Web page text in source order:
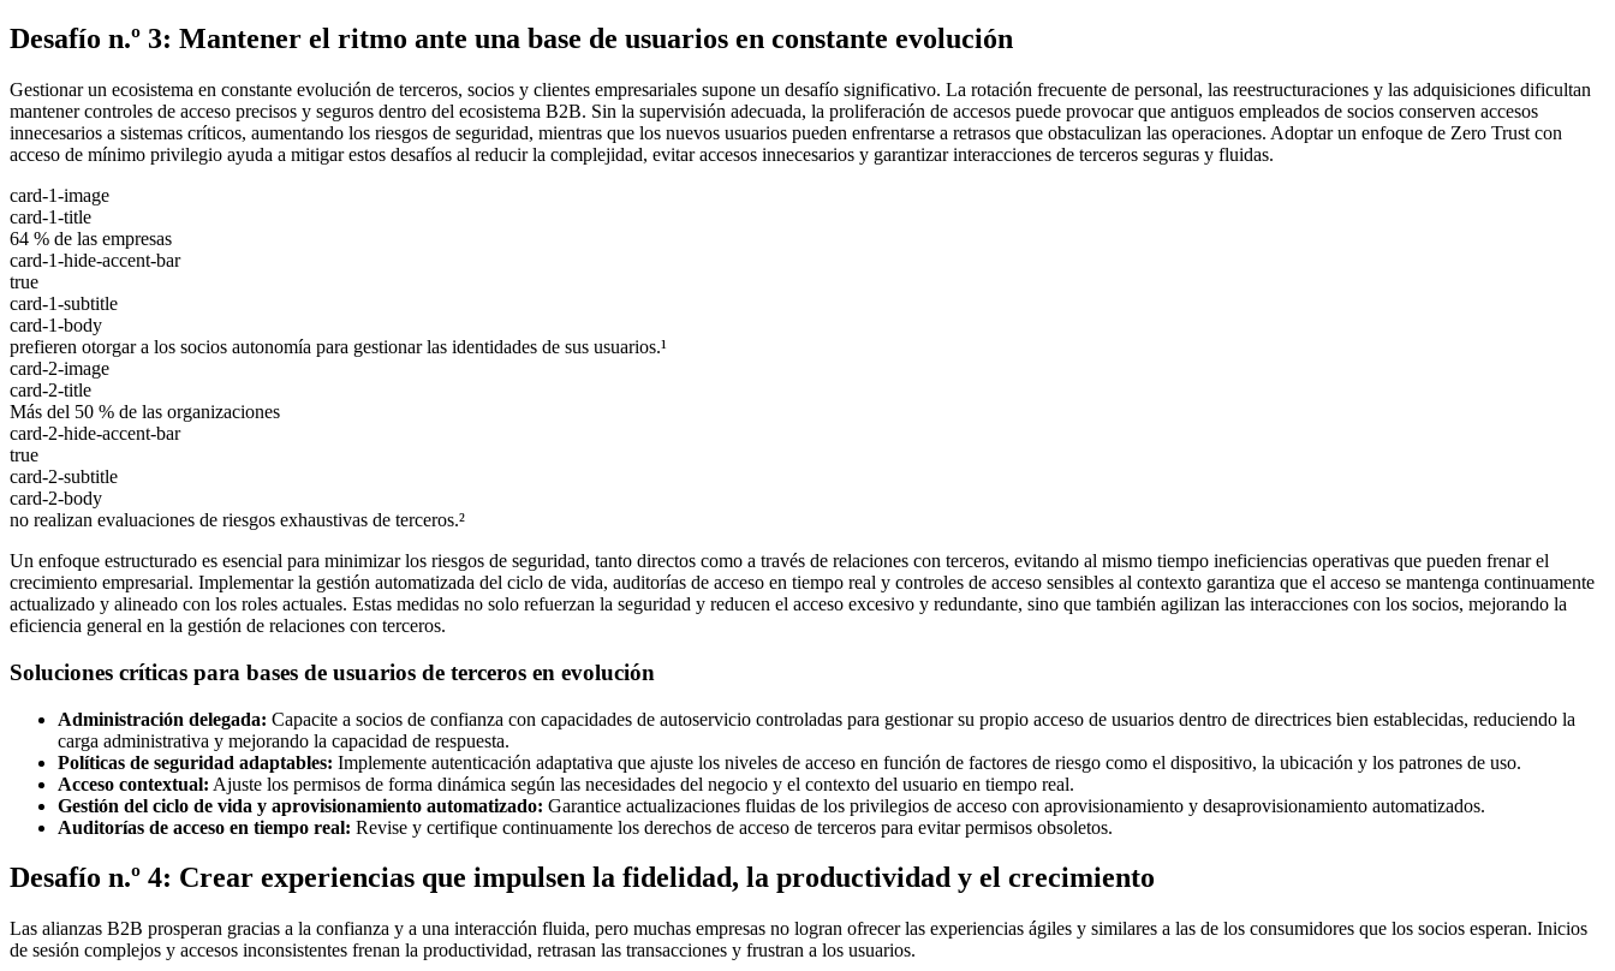
Desafío n.º 3: Mantener el ritmo ante una base de usuarios en constante evolución
Gestionar un ecosistema en constante evolución de terceros, socios y clientes empresariales supone un desafío significativo. La rotación frecuente de personal, las reestructuraciones y las adquisiciones dificultan
mantener controles de acceso precisos y seguros dentro del ecosistema B2B. Sin la supervisión adecuada, la proliferación de accesos puede provocar que antiguos empleados de socios conserven accesos
innecesarios a sistemas críticos, aumentando los riesgos de seguridad, mientras que los nuevos usuarios pueden enfrentarse a retrasos que obstaculizan las operaciones. Adoptar un enfoque de Zero Trust con
acceso de mínimo privilegio ayuda a mitigar estos desafíos al reducir la complejidad, evitar accesos innecesarios y garantizar interacciones de terceros seguras y fluidas.
card-1-image
card-1-title
64 % de las empresas
card-1-hide-accent-bar
true
card-1-subtitle
card-1-body
prefieren otorgar a los socios autonomía para gestionar las identidades de sus usuarios.¹
card-2-image
card-2-title
Más del 50 % de las organizaciones
card-2-hide-accent-bar
true
card-2-subtitle
card-2-body
no realizan evaluaciones de riesgos exhaustivas de terceros.²
Un enfoque estructurado es esencial para minimizar los riesgos de seguridad, tanto directos como a través de relaciones con terceros, evitando al mismo tiempo ineficiencias operativas que pueden frenar el
crecimiento empresarial. Implementar la gestión automatizada del ciclo de vida, auditorías de acceso en tiempo real y controles de acceso sensibles al contexto garantiza que el acceso se mantenga continuamente
actualizado y alineado con los roles actuales. Estas medidas no solo refuerzan la seguridad y reducen el acceso excesivo y redundante, sino que también agilizan las interacciones con los socios, mejorando la
eficiencia general en la gestión de relaciones con terceros.
Soluciones críticas para bases de usuarios de terceros en evolución
Administración delegada: Capacite a socios de confianza con capacidades de autoservicio controladas para gestionar su propio acceso de usuarios dentro de directrices bien establecidas, reduciendo la
carga administrativa y mejorando la capacidad de respuesta.
Políticas de seguridad adaptables: Implemente autenticación adaptativa que ajuste los niveles de acceso en función de factores de riesgo como el dispositivo, la ubicación y los patrones de uso.
Acceso contextual: Ajuste los permisos de forma dinámica según las necesidades del negocio y el contexto del usuario en tiempo real.
Gestión del ciclo de vida y aprovisionamiento automatizado: Garantice actualizaciones fluidas de los privilegios de acceso con aprovisionamiento y desaprovisionamiento automatizados.
Auditorías de acceso en tiempo real: Revise y certifique continuamente los derechos de acceso de terceros para evitar permisos obsoletos.
Desafío n.º 4: Crear experiencias que impulsen la fidelidad, la productividad y el crecimiento
Las alianzas B2B prosperan gracias a la confianza y a una interacción fluida, pero muchas empresas no logran ofrecer las experiencias ágiles y similares a las de los consumidores que los socios esperan. Inicios
de sesión complejos y accesos inconsistentes frenan la productividad, retrasan las transacciones y frustran a los usuarios.